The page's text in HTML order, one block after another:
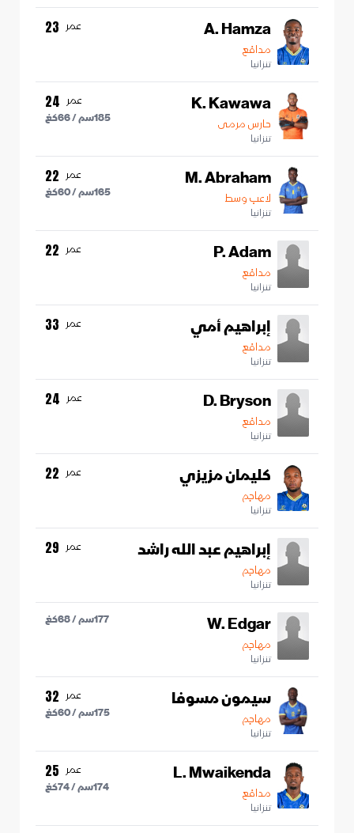
A. Hamza
مدافع
تنزانيا
عمر 23
K. Kawawa
حارس مرمى
تنزانيا
عمر 24
185سم /66كغ
M. Abraham
لاعب وسط
تنزانيا
عمر 22
165سم /60كغ
P. Adam
مدافع
تنزانيا
عمر 22
إبراهيم أمي
مدافع
تنزانيا
عمر 33
D. Bryson
مدافع
تنزانيا
عمر 24
كليمان مزيزي
مهاجم
تنزانيا
عمر 22
إبراهيم عبد الله راشد
مهاجم
تنزانيا
عمر 29
W. Edgar
مهاجم
تنزانيا
177سم /68كغ
سيمون مسوفا
مهاجم
تنزانيا
عمر 32
175سم /60كغ
L. Mwaikenda
مدافع
تنزانيا
عمر 25
174سم /74كغ